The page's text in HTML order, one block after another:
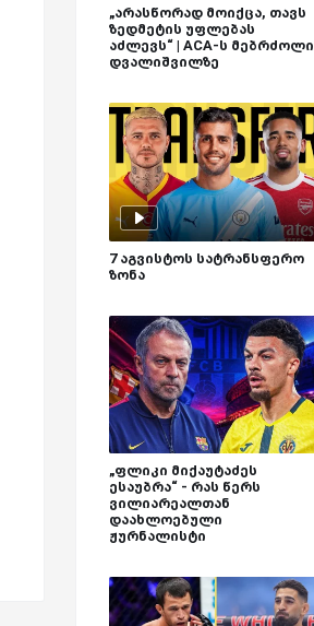
„არასწორად მოიქცა, თავს
ზედმეტის უფლებას
აძლევს“ | ACA-ს მებრძოლი
დვალიშვილზე
7 აგვისტოს სატრანსფერო
ზონა
„ფლიკი მიქაუტაძეს
ესაუბრა“ - რას წერს
ვილიარეალთან
დაახლოებული
ჟურნალისტი